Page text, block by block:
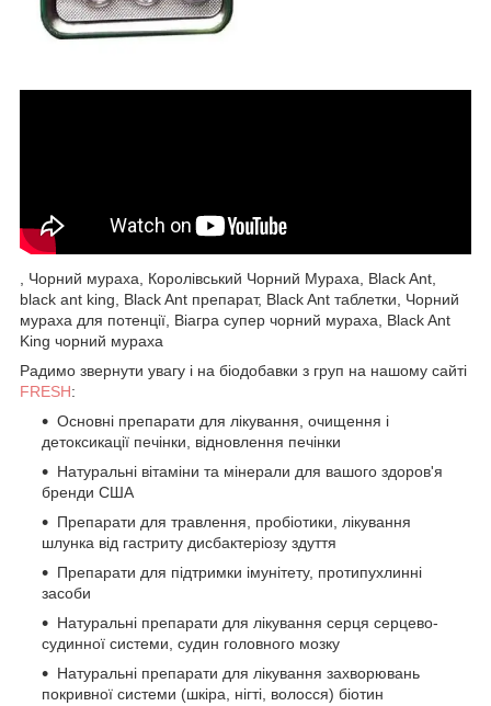
, Чорний мураха, Королівський Чорний Мураха, Black Ant,
black ant king, Black Ant препарат, Black Ant таблетки, Чорний
мураха для потенції, Віагра супер чорний мураха, Black Ant
King чорний мураха
Радимо звернути увагу і на біодобавки з груп на нашому сайті
FRESH:
Основні препарати для лікування, очищення і
детоксикації печінки, відновлення печінки
Натуральні вітаміни та мінерали для вашого здоров'я
бренди США
Препарати для травлення, пробіотики, лікування
шлунка від гастриту дисбактеріозу здуття
Препарати для підтримки імунітету, протипухлинні
засоби
Натуральні препарати для лікування серця серцево-
судинної системи, судин головного мозку
Натуральні препарати для лікування захворювань
покривної системи (шкіра, нігті, волосся) біотин